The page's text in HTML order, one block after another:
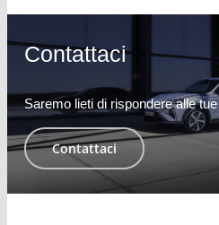
Contattaci
Saremo lieti di rispondere alle
Contattaci